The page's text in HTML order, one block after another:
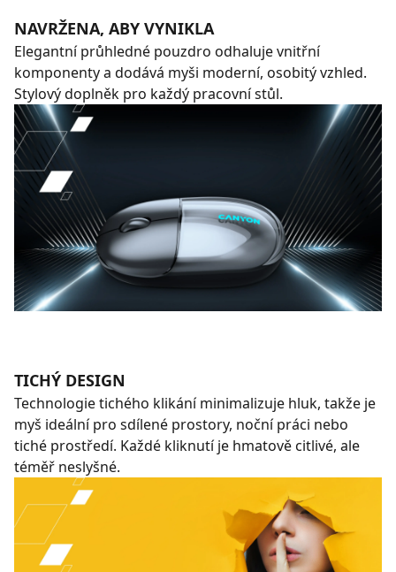
NAVRŽENA, ABY VYNIKLA
Elegantní průhledné pouzdro odhaluje vnitřní
komponenty a dodává myši moderní, osobitý vzhled.
Stylový doplněk pro každý pracovní stůl.
TICHÝ DESIGN
Technologie tichého klikání minimalizuje hluk, takže je
myš ideální pro sdílené prostory, noční práci nebo
tiché prostředí. Každé kliknutí je hmatově citlivé, ale
téměř neslyšné.